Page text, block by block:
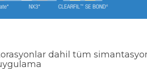
dahil tüm